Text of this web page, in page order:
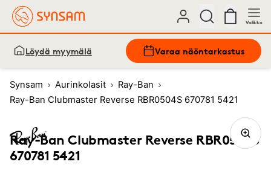
Valikko
Löydä myymälä Varaa näöntarkastus
Synsam Aurinkolasit
Ray-Ban
Ray-Ban Clubmaster Reverse RBR0504S 670781 5421
Ray-Ban Clubmaster Reverse RBR0504S
670781 5421